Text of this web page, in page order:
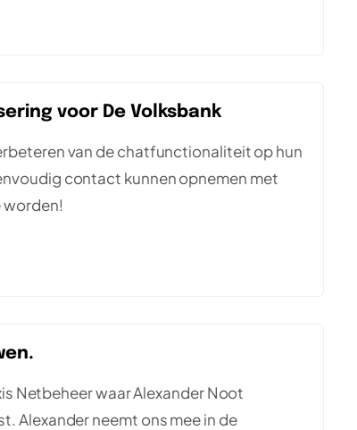
voor De Volksbank
van de chatfunctionaliteit op hun
contact kunnen opnemen met
Netbeheer waar Alexander Noot
Alexander neemt ons mee in de